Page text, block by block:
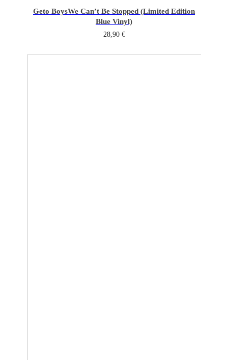
Geto BoysWe Can’t Be Stopped (Limited Edition
Blue Vinyl)
28,90 €